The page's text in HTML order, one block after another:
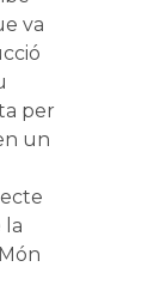
va
per
un
la